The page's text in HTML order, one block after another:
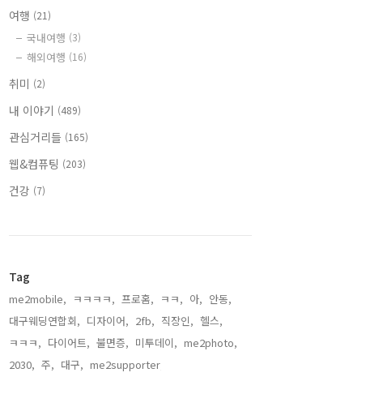
여행 (21)
국내여행 (3)
해외여행 (16)
취미 (2)
내 이야기 (489)
관심거리들 (165)
웹&컴퓨팅 (203)
건강 (7)
Tag
me2mobile, ㅋㅋㅋㅋ, 프로홈, ㅋㅋ, 아, 안동,
대구웨딩연합회, 디자이어, 2fb, 직장인, 헬스,
ㅋㅋㅋ, 다이어트, 불면증, 미투데이, me2photo,
2030, 주, 대구, me2supporter,